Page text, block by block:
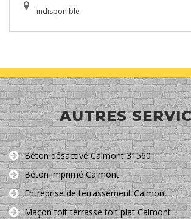
indisponible
AUTRES
Béton désactivé Calmont 31560
Béton imprimé Calmont
Entreprise de terrassement Calmont
Maçon toit terrasse toit plat Calmont